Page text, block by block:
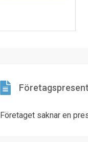
Företaget saknar en